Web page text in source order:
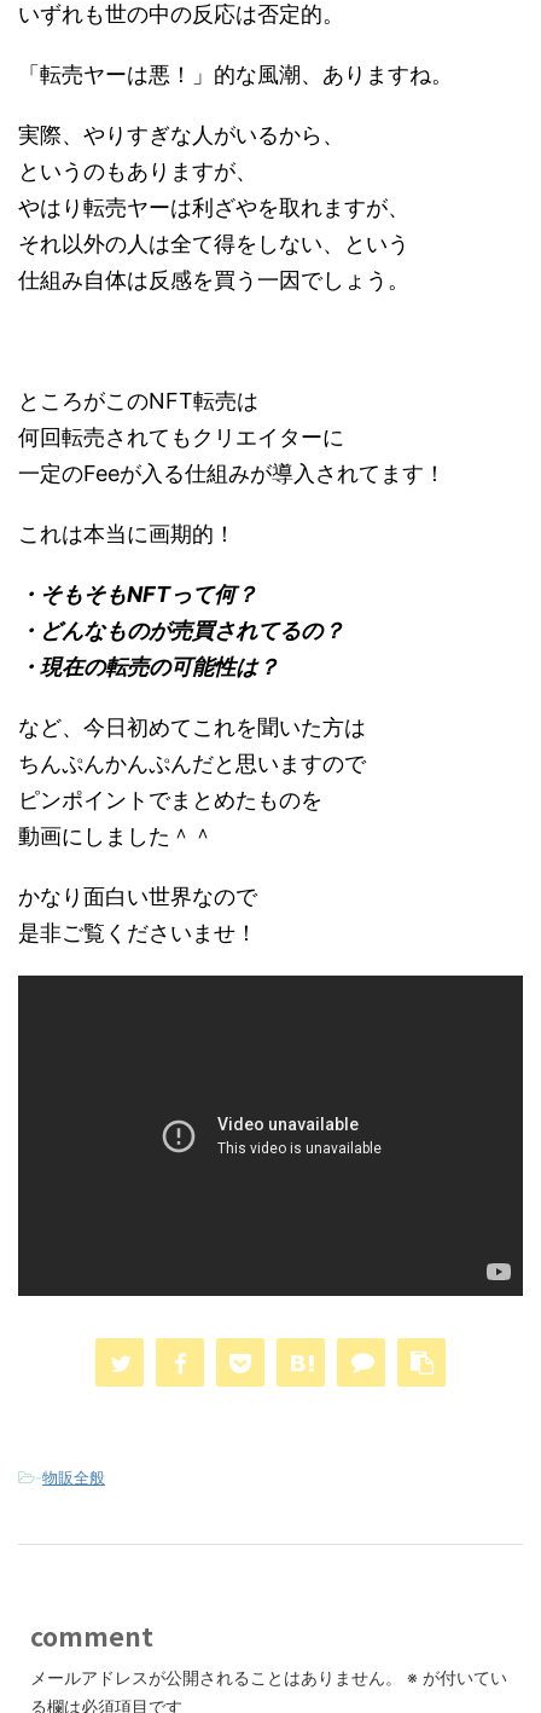
いずれも世の中の反応は否定的。
「転売ヤーは悪！」的な風潮、ありますね。
実際、やりすぎな人がいるから、
というのもありますが、
やはり転売ヤーは利ざやを取れますが、
それ以外の人は全て得をしない、という
仕組み自体は反感を買う一因でしょう。
ところがこのNFT転売は
何回転売されてもクリエイターに
一定のFeeが入る仕組みが導入されてます！
これは本当に画期的！
・そもそもNFTって何？
・どんなものが売買されてるの？
・現在の転売の可能性は？
など、今日初めてこれを聞いた方は
ちんぷんかんぷんだと思いますので
ピンポイントでまとめたものを
動画にしました＾＾
かなり面白い世界なので
是非ご覧くださいませ！
-物販全般
comment
メールアドレスが公開されることはありません。 ※ が付いてい
る欄は必須項目です